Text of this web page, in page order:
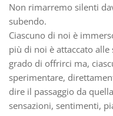
Non rimarremo silenti
subendo.
Ciascuno di noi è
più di noi è attaccato alle
grado di offrirci ma,
sperimentare,
dire il passaggio da
sensazioni, sentimenti,